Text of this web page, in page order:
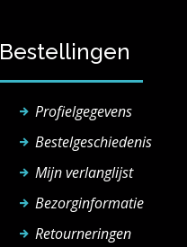
Bestellingen
Profielgegevens
Bestelgeschiedenis
Mijn verlanglijst
Bezorginformatie
Retourneringen